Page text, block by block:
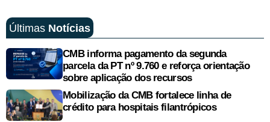
Últimas Notícias
CMB informa pagamento da segunda
parcela da PT nº 9.760 e reforça orientação
sobre aplicação dos recursos
Mobilização da CMB fortalece linha de
crédito para hospitais filantrópicos